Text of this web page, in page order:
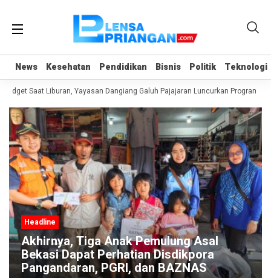
News Kesehatan Pendidikan Bisnis Politik Teknologi
News Kesehatan Pendidikan Bisnis Politik Teknologi
Saat Liburan, Yayasan Dangiang Galuh Pajajaran Luncurkan Program
Headline
Akhirnya, Tiga Anak Pemulung Asal
Bekasi Dapat Perhatian Disdikpora
Pangandaran, PGRI, dan BAZNAS